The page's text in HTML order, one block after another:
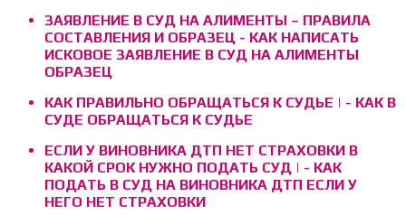
ЗАЯВЛЕНИЕ В СУД НА АЛИМЕНТЫ – ПРАВИЛА
СОСТАВЛЕНИЯ И ОБРАЗЕЦ - КАК НАПИСАТЬ
ИСКОВОЕ ЗАЯВЛЕНИЕ В СУД НА АЛИМЕНТЫ
ОБРАЗЕЦ
КАК ПРАВИЛЬНО ОБРАЩАТЬСЯ К СУДЬЕ | - КАК В
СУДЕ ОБРАЩАТЬСЯ К СУДЬЕ
ЕСЛИ У ВИНОВНИКА ДТП НЕТ СТРАХОВКИ В
КАКОЙ СРОК НУЖНО ПОДАТЬ СУД | - КАК
ПОДАТЬ В СУД НА ВИНОВНИКА ДТП ЕСЛИ У
НЕГО НЕТ СТРАХОВКИ